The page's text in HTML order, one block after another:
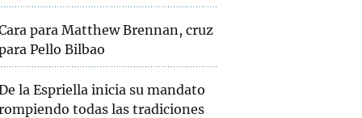
para Matthew Brennan, cruz
Pello Bilbao
la Espriella inicia su mandato
todas las tradiciones